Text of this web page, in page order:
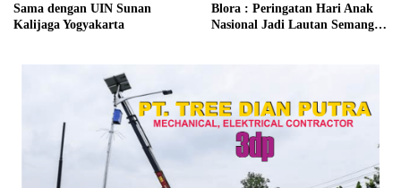
Sama dengan UIN Sunan
Kalijaga Yogyakarta
Blora : Peringatan Hari Anak
Nasional Jadi Lautan Semangat